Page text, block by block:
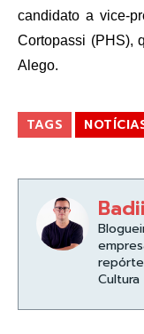
candidato a vice-
Cortopassi (PHS),
Alego.
TAGS
Cultura